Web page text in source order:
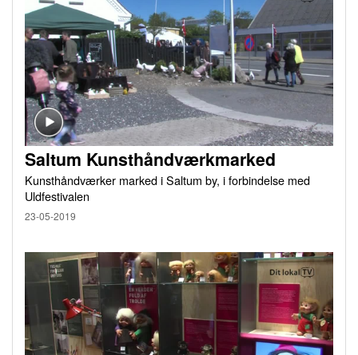
Saltum Kunsthåndværkmarked
Kunsthåndværker marked i Saltum by, i forbindelse med
Uldfestivalen
23-05-2019